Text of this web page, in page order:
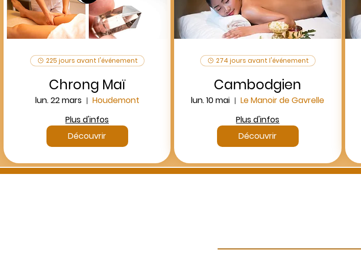
225 jours avant l'événement
Chrong Maï
lun. 22 mars
Houdemont
Plus d'infos
Découvrir
274 jours avant l'événement
Cambodgien
lun. 10 mai
Le Manoir de Gavrelle
Plus d'infos
Découvrir